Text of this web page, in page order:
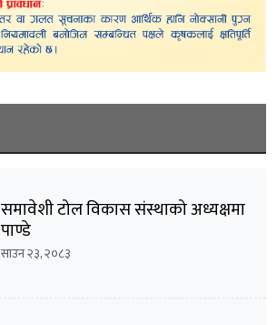
समावेशी टोल विकास संस्थाको अध्यक्षमा
पाण्डे
साउन २३, २०८३